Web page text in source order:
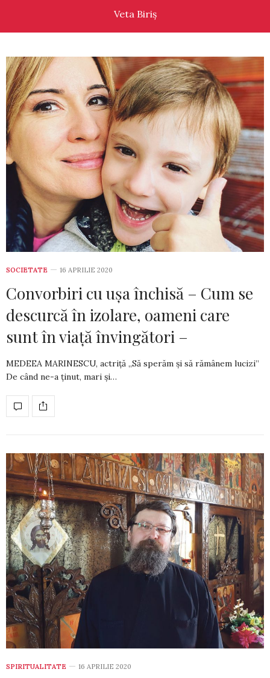
Veta Biriș
SOCIETATE 16 APRILIE 2020
Convorbiri cu ușa închisă – Cum se
descurcă în izolare, oameni care
sunt în viață învingători –
MEDEEA MARINESCU, actriță „Să sperăm și să rămânem lucizi”
De când ne-a ţinut, mari şi…
SPIRITUALITATE 16 APRILIE 2020